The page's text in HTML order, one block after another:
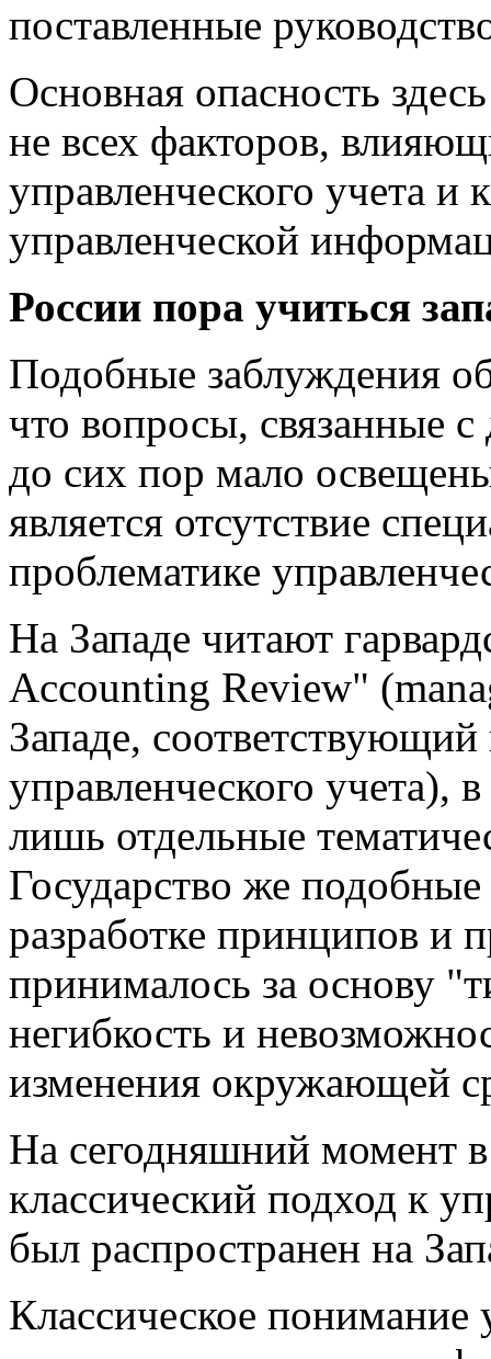
поставленные
Основная опасность
не всех факторов,
управленческого учета и
управленческой
России пора учиться
Подобные заблуждения
что вопросы, связанные
до сих пор мало
является отсутствие
проблематике
На Западе читают
Accounting Review"
Западе,
управленческого учета),
лишь отдельные
Государство же
разработке принципов и
принималось за основу
негибкость и
изменения окружающей
На сегодняшний момент
классический подход к
был распространен на
Классическое понимание